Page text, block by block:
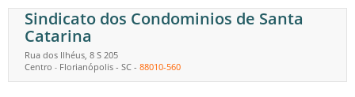
Sindicato dos Condominios de Santa
Catarina
Rua dos Ilhéus, 8 S 205
Centro - Florianópolis - SC - 88010-560